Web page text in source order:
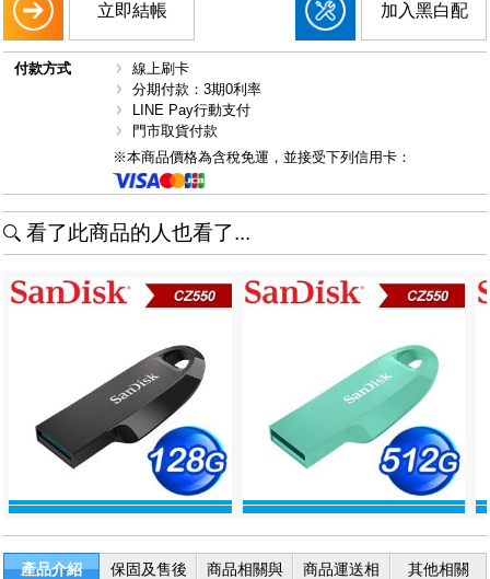
立即結帳 加入黑白配
付款方式
線上刷卡
分期付款：3期0利率
LINE Pay行動支付
門市取貨付款
※本商品價格為含稅免運，並接受下列信用卡：
看了此商品的人也看了...
產品介紹
保固及售後
商品相關與
商品運送相
其他相關